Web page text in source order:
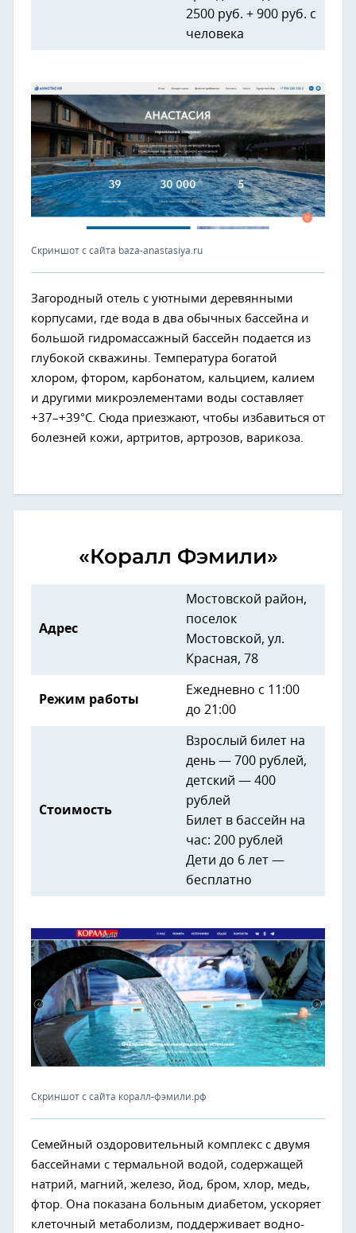
2500 руб. + 900 руб. с
человека
Скриншот с сайта baza-anastasiya.ru
Загородный отель с уютными деревянными
корпусами, где вода в два обычных бассейна и
большой гидромассажный бассейн подается из
глубокой скважины. Температура богатой
хлором, фтором, карбонатом, кальцием, калием
и другими микроэлементами воды составляет
+37–+39°С. Сюда приезжают, чтобы избавиться от
болезней кожи, артритов, артрозов, варикоза.
«Коралл Фэмили»
Адрес
Мостовской район,
поселок
Мостовской, ул.
Красная, 78
Режим работы
Ежедневно с 11:00
до 21:00
Стоимость
Взрослый билет на
день — 700 рублей,
детский — 400
рублей
Билет в бассейн на
час: 200 рублей
Дети до 6 лет —
бесплатно
Скриншот с сайта коралл-фэмили.рф
Семейный оздоровительный комплекс с двумя
бассейнами с термальной водой, содержащей
натрий, магний, железо, йод, бром, хлор, медь,
фтор. Она показана больным диабетом, ускоряет
клеточный метаболизм, поддерживает водно-